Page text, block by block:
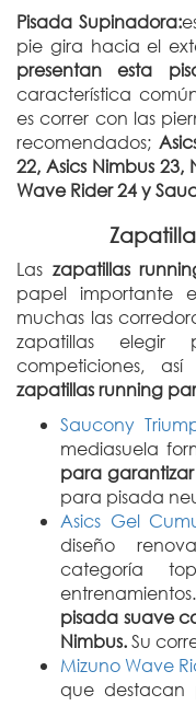
Pisada Supinadora:
pie gira hacia el
presentan esta
característica
es correr con las
recomendados;
22, Asics Nimbus 23,
Wave Rider 24 y
Las zapatillas
papel importante
muchas las
zapatillas elegir
competiciones,
zapatillas running
Saucony
mediasuela
para
para pisada
Asics Gel
diseño
categoría
pisada suave
Nimbus.Su
Mizuno Wave
que destacan